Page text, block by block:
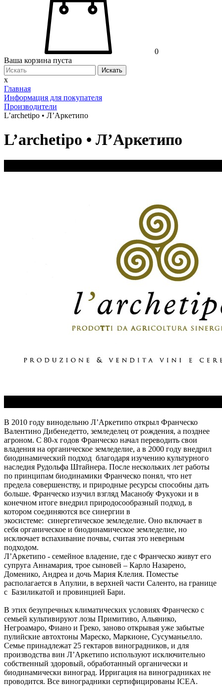
0
Ваша корзина пуста
Искать
x
Главная
Информация для покупателя
Производители
L’archetipo • Л’Аркетипо
L’archetipo • Л’Аркетипо
В 2010 году винодельню Л’Аркетипо открыл Франческо
Валентино Дибенедетто, земледелец от рождения, а позднее
агроном. С 80-х годов Франческо начал переводить свои
владения на органическое земледелие, а в 2000 году внедрил
биодинамический подход благодаря изучению культурного
наследия Рудольфа Штайнера. После нескольких лет работы
по принципам биодинамики Франческо понял, что нет
предела совершенству, и природные ресурсы способны дать
больше. Франческо изучил взгляд Масанобу Фукуоки и в
конечном итоге внедрил природосообразный подход, в
котором соединяются все синергии в
экосистеме: синергетическое земледелие. Оно включает в
себя органическое и биодинамическое земледелие, но
исключает вспахивание почвы, считая это неверным
подходом.
Л’Аркетипо - семейное владение, где с Франческо живут его
супруга Аннамария, трое сыновей – Карло Назарено,
Доменико, Андреа и дочь Мария Клелия. Поместье
располагается в Апулии, в верхней части Саленто, на границе
с Базиликатой и провинцией Бари.
В этих безупречных климатических условиях Франческо с
семьей культивируют лозы Примитиво, Альянико,
Негроамаро, Фиано и Греко, заново открывая уже забытые
пулийские автохтоны Мареско, Маркионе, Сусуманьелло.
Семье принадлежат 25 гектаров виноградников, и для
производства вин Л’Аркетипо используют исключительно
собственный здоровый, обработанный органически и
биодинамически виноград. Ирригация на виноградниках не
проводится. Все виноградники сертифицированы ICEA.